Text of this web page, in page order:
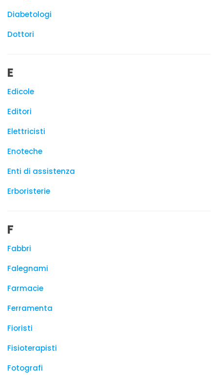
Diabetologi
Dottori
E
Edicole
Editori
Elettricisti
Enoteche
Enti di assistenza
Erboristerie
F
Fabbri
Falegnami
Farmacie
Ferramenta
Fioristi
Fisioterapisti
Fotografi